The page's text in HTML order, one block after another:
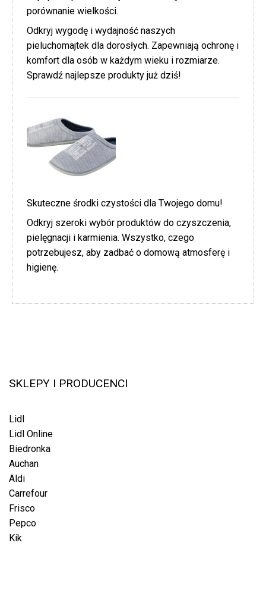
porównanie wielkości.
Odkryj wygodę i wydajność naszych
pieluchomajtek dla dorosłych. Zapewniają ochronę i
komfort dla osób w każdym wieku i rozmiarze.
Sprawdź najlepsze produkty już dziś!
Skuteczne środki czystości dla Twojego domu!
Odkryj szeroki wybór produktów do czyszczenia,
pielęgnacji i karmienia. Wszystko, czego
potrzebujesz, aby zadbać o domową atmosferę i
higienę.
SKLEPY I PRODUCENCI
Lidl
Lidl Online
Biedronka
Auchan
Aldi
Carrefour
Frisco
Pepco
Kik